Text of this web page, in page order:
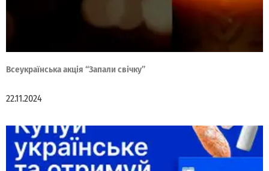
Всеукраїнська акція “Запали свічку”
22.11.2024